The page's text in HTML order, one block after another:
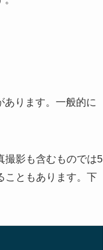
あります。一般的に
撮影も含むものでは5
こともあります。下